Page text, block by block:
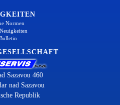
Normen
Sazavou 460
nad Sazavou
Republik